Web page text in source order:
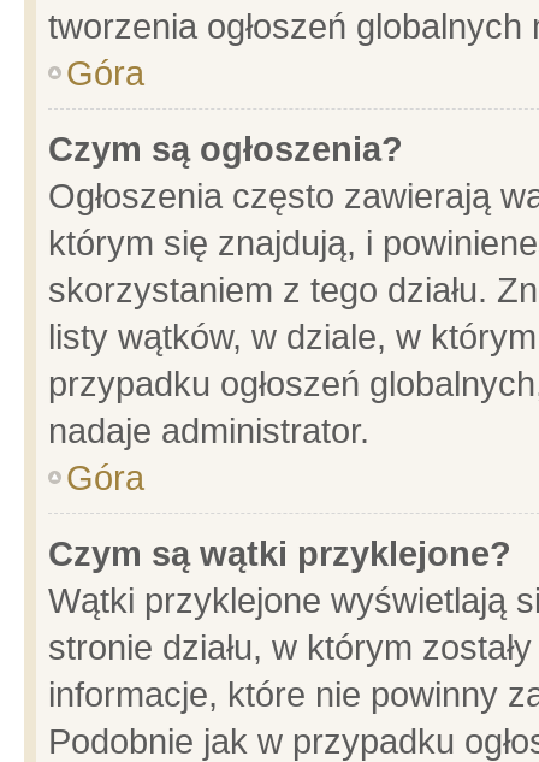
tworzenia ogłoszeń
Góra
Czym są ogłoszenia?
Ogłoszenia często zawierają
którym się znajdują, i
skorzystaniem z tego działu.
listy wątków, w dziale, w
przypadku ogłoszeń
nadaje administrator.
Góra
Czym są wątki przyklejone?
Wątki przyklejone wyświetlają
stronie działu, w którym
informacje, które nie powinny
Podobnie jak w przypadku